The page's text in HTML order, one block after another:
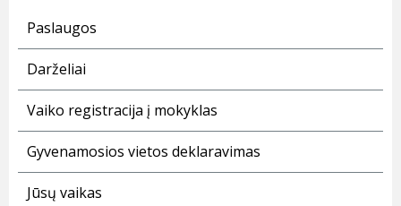
Paslaugos
Darželiai
Vaiko registracija į mokyklas
Gyvenamosios vietos deklaravimas
Jūsų vaikas